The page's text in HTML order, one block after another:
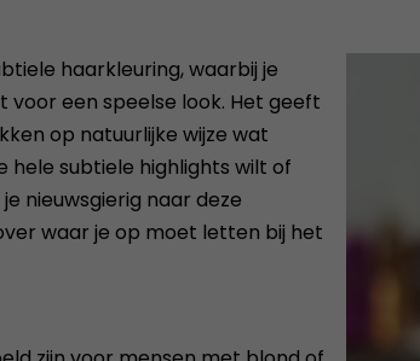
haarkleuring, waarbij je
voor een speelse look. Het geeft
op natuurlijke wijze wat
subtiele highlights wilt of
nieuwsgierig naar deze
waar je op moet letten bij het